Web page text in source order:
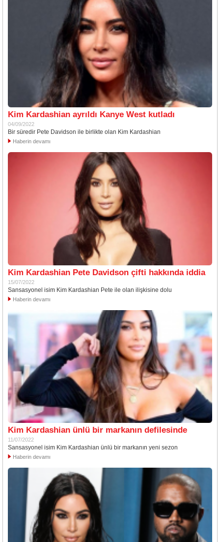
Kim Kardashian ayrıldı Kanye West kutladı
04/09/2022
Bir süredir Pete Davidson ile birlikte olan Kim Kardashian
Haberin devamı
Kim Kardashian Pete Davidson çifti hakkında iddia
15/07/2022
Sansasyonel isim Kim Kardashian Pete ile olan ilişkisine dolu
Haberin devamı
Kim Kardashian ünlü bir markanın defilesinde
11/07/2022
Sansasyonel isim Kim Kardashian ünlü bir markanın yeni sezon
Haberin devamı